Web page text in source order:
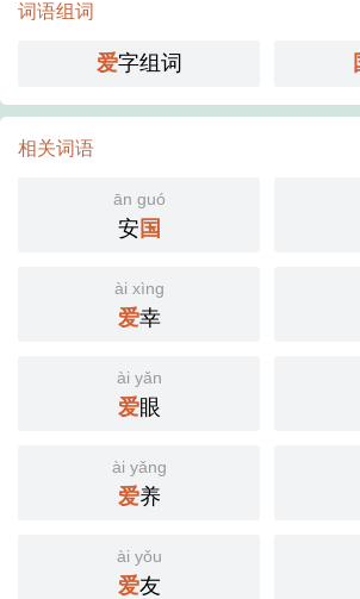
词语组词
爱字组词
相关词语
ān guó
安 国
ài xìng
爱幸
ài yǎn
爱眼
ài yǎng
爱养
ài yǒu
爱友